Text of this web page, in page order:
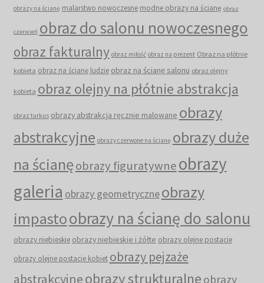
obrazy na ścianę malarstwo nowoczesne modne obrazy na ścianę obraz
czerwień obraz do salonu nowoczesnego
obraz fakturalny obraz miłość obraz na prezent Obraz na płótnie
kobieta obraz na ścianę ludzie obraz na ścianę salonu obraz olejny
kobieta obraz olejny na płótnie abstrakcja
obraz turkus obrazy abstrakcja ręcznie malowane obrazy
abstrakcyjne obrazy czerwone na ścianę obrazy duże
na ścianęobrazy figuratywneobrazy
galeria obrazy geometryczneobrazy
impastoobrazy na ścianę do salonu
obrazy niebieskie obrazy niebieskie i żółte obrazy olejne postacie
obrazy olejne postacie kobiet obrazy pejzaże
abstrakcyjneobrazy strukturalne obrazy